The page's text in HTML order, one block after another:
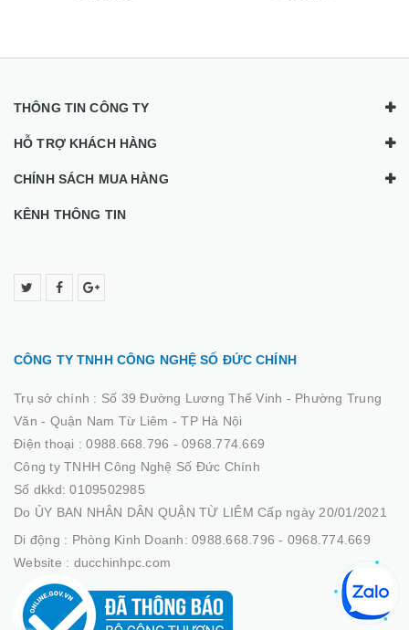
THÔNG TIN CÔNG TY
HỖ TRỢ KHÁCH HÀNG
CHÍNH SÁCH MUA HÀNG
KÊNH THÔNG TIN
CÔNG TY TNHH CÔNG NGHỆ SỐ ĐỨC CHÍNH
Trụ sở chính : Số 39 Đường Lương Thế Vinh - Phường Trung
Văn - Quận Nam Từ Liêm - TP Hà Nội
Điện thoại :0988.668.796 - 0968.774.669
Công ty TNHH Công Nghệ Số Đức Chính
Số dkkd: 0109502985
Do ỦY BAN NHÂN DÂN QUẬN TỪ LIÊM Cấp ngày 20/01/2021
Di động : Phòng Kinh Doanh: 0988.668.796 - 0968.774.669
Website : ducchinhpc.com